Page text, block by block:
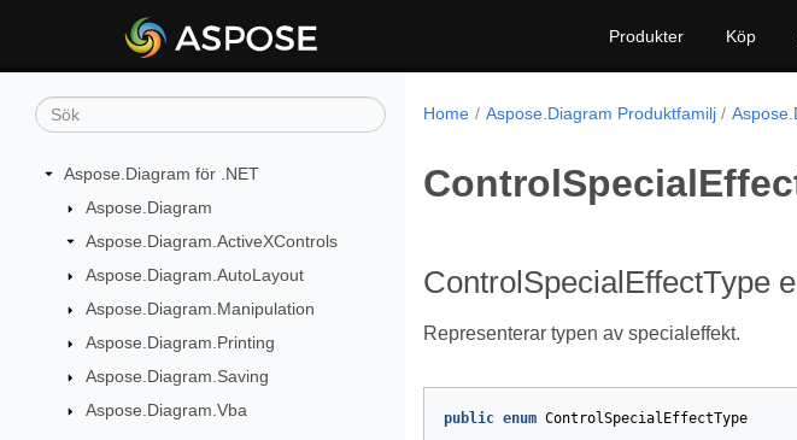
Produkter Köp
Aspose.Diagram för .NET
Aspose.Diagram
Aspose.Diagram.ActiveXControls
Aspose.Diagram.AutoLayout
Aspose.Diagram.Manipulation
Aspose.Diagram.Printing
Aspose.Diagram.Saving
Aspose.Diagram.Vba
Home Aspose.Diagram Produktfamilj
ControlSpecialEffectType
Representerar typen av specialeffekt.
public enum ControlSpecialEffectType